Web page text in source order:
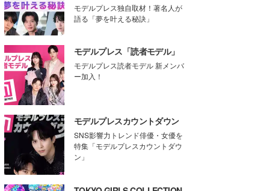
モデルプレス独自取材！著名人が
語る「夢を叶える秘訣」
モデルプレス「読者モデル」
モデルプレス読者モデル 新メンバ
ー加入！
モデルプレスカウントダウン
SNS影響力トレンド俳優・女優を
特集「モデルプレスカウントダウ
ン」